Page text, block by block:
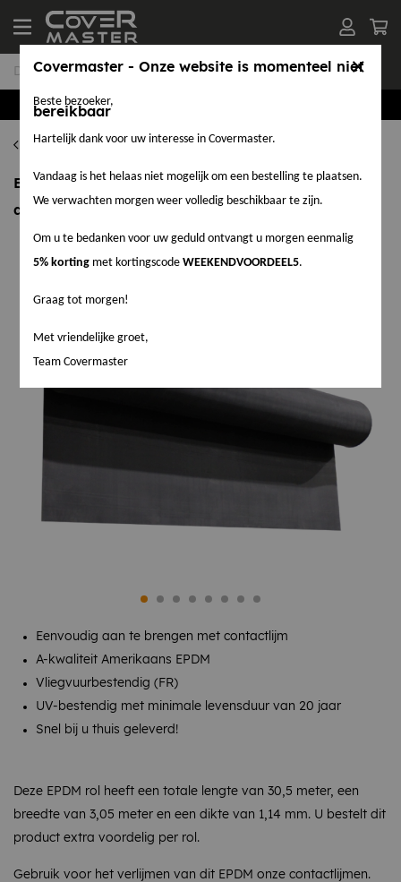
EPDM per complete rol
EPDM rol - 30,5 meter lengte - breedte 3,05 meter -
dikte 1,14 mm - per rol
Eenvoudig aan te brengen met contactlijm
A-kwaliteit Amerikaans EPDM
Vliegvuurbestendig (FR)
UV-bestendig met minimale levensduur van 20 jaar
Snel bij u thuis geleverd!
Deze EPDM rol heeft een totale lengte van 30,5 meter, een
breedte van 3,05 meter en een dikte van 1,14 mm. U bestelt dit
product extra voordelig per rol.
Gebruik voor het verlijmen van dit EPDM onze contactlijmen.
Covermaster - Onze website is momenteel niet
bereikbaar
Beste bezoeker,
Hartelijk dank voor uw interesse in Covermaster.
Vandaag is het helaas niet mogelijk om een bestelling te plaatsen.
We verwachten morgen weer volledig beschikbaar te zijn.
Om u te bedanken voor uw geduld ontvangt u morgen eenmalig
5% korting met kortingscodeWEEKENDVOORDEEL5.
Graag tot morgen!
Met vriendelijke groet,
Team Covermaster